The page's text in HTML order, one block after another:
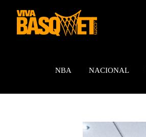
contenido
NBA NACIONAL